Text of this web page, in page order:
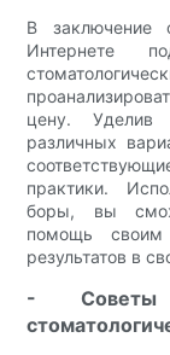
В заключение
Интернете
цену. Уделив
различных
практики.
боры, вы
помощь своим
результатов в
- Советы